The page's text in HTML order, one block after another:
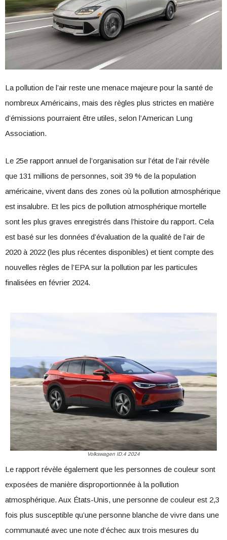
La pollution de l’air reste une menace majeure pour la santé de
nombreux Américains, mais des règles plus strictes en matière
d’émissions pourraient être utiles, selon l’American Lung
Association.
Le 25e rapport annuel de l’organisation sur l’état de l’air révèle
que 131 millions de personnes, soit 39 % de la population
américaine, vivent dans des zones où la pollution atmosphérique
est insalubre. Et les pics de pollution atmosphérique mortelle
sont les plus graves enregistrés dans l’histoire du rapport. Cela
est basé sur les données d’évaluation de la qualité de l’air de
2020 à 2022 (les plus récentes disponibles) et tient compte des
nouvelles règles de l’EPA sur la pollution par les particules
finalisées en février 2024.
Volkswagen ID.4 2024
Le rapport révèle également que les personnes de couleur sont
exposées de manière disproportionnée à la pollution
atmosphérique. Aux États-Unis, une personne de couleur est 2,3
fois plus susceptible qu’une personne blanche de vivre dans une
communauté avec une note d’échec aux trois mesures du